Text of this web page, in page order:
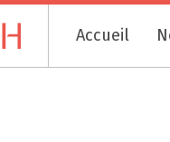
Accueil